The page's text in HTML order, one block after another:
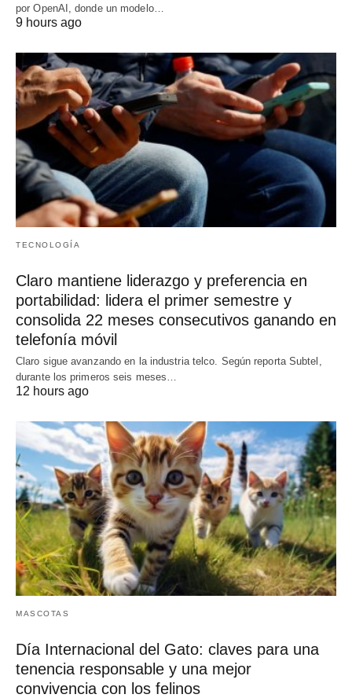
por OpenAI, donde un modelo…
9 hours ago
TECNOLOGÍA
Claro mantiene liderazgo y preferencia en
portabilidad: lidera el primer semestre y
consolida 22 meses consecutivos ganando en
telefonía móvil
Claro sigue avanzando en la industria telco. Según reporta Subtel,
durante los primeros seis meses…
12 hours ago
MASCOTAS
Día Internacional del Gato: claves para una
tenencia responsable y una mejor
convivencia con los felinos